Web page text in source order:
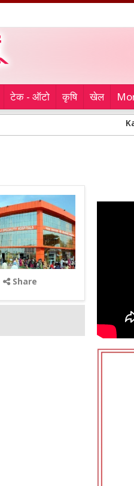
टेक - ऑटो कृषि खेल
Kanwar
Share